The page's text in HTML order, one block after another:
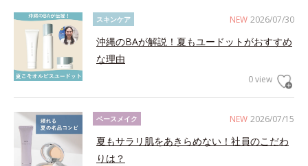
NEW 2026/07/30
スキンケア
沖縄のBAが解説！夏もユードットがおすすめ
な理由
0 view
NEW 2026/07/15
ベースメイク
夏もサラリ肌をあきらめない！社員のこだわ
りは？